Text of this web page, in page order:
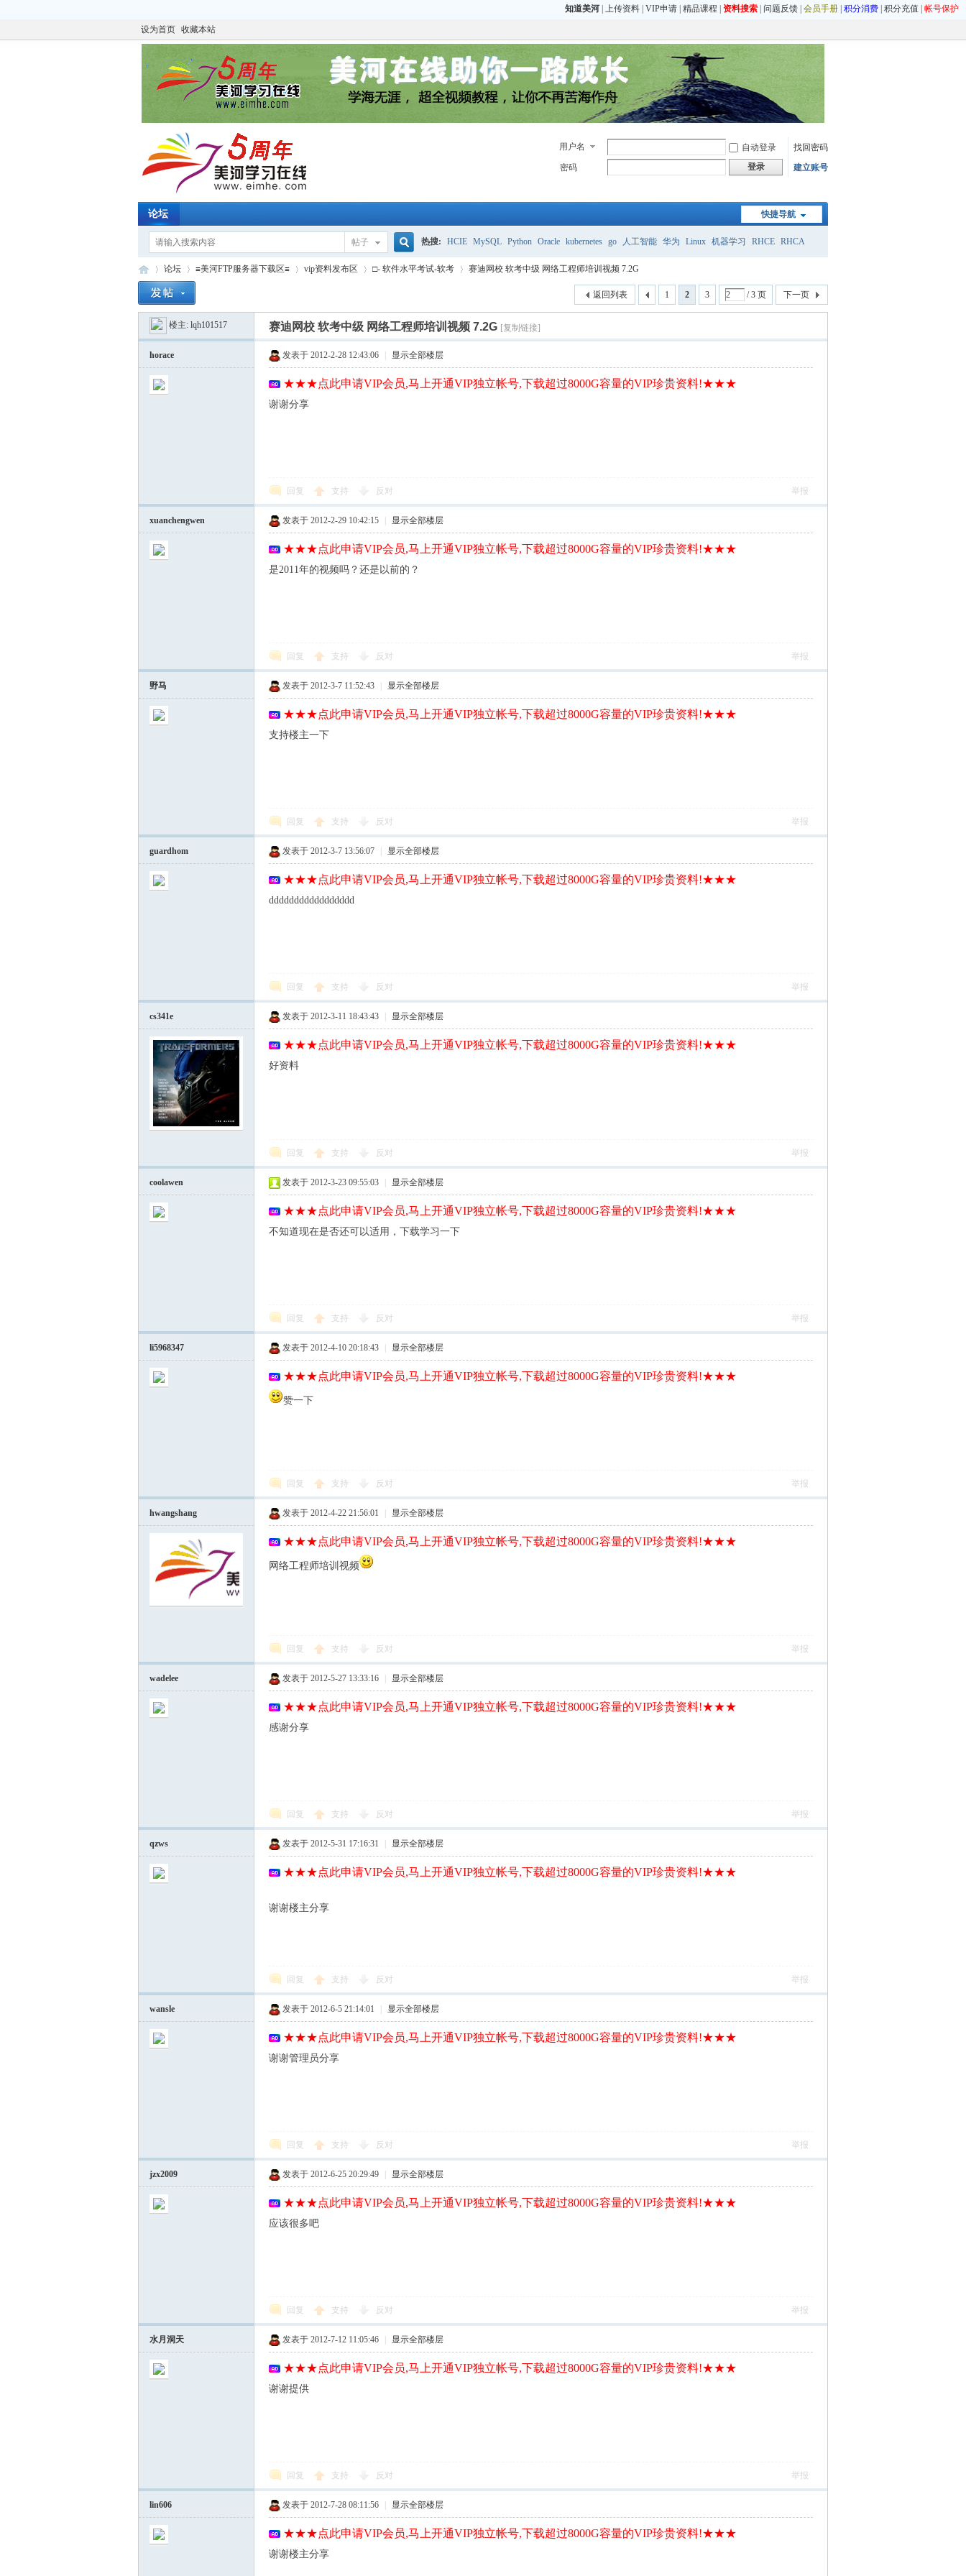
知道美河| 上传资料 VIP申请 精品课程 资料搜索 问题反馈 会员手册 积分消费 积分充值 帐号保护
设为首页 收藏本站
用户名 自动登录
找回密码
密码
登录 建立账号
快捷导航
论坛
帖子
搜
索
热搜: HCIE MySQL Python Oracle kubernetes go 人工智能 华为 Linux 机器学习 RHCE RHCA
CCIE H3C CCNP HCIE OCP OCM
(主
站)
»
论坛
›
≡美河FTP服务器下载区≡
›
vip资料发布区
›
□- 软件水平考试-软考
›
赛迪网校 软考中级 网络工程师培训视频 7.2G
1 2 3 / 3 页 下一页
返回列表
楼主: lqh101517 赛迪网校 软考中级 网络工程师培训视频 7.2G [复制链接]
horace 发表于 2012-2-28 12:43:06 显示全部楼层
★★★点此申请VIP会员,马上开通VIP独立帐号,下载超过8000G容量的VIP珍贵资料!★★★
谢谢分享
回复 支持 反对 举报
xuanchengwen 发表于 2012-2-29 10:42:15 显示全部楼层
★★★点此申请VIP会员,马上开通VIP独立帐号,下载超过8000G容量的VIP珍贵资料!★★★
是2011年的视频吗？还是以前的？
回复 支持 反对 举报
野马 发表于 2012-3-7 11:52:43 显示全部楼层
★★★点此申请VIP会员,马上开通VIP独立帐号,下载超过8000G容量的VIP珍贵资料!★★★
支持楼主一下
回复 支持 反对 举报
guardhom 发表于 2012-3-7 13:56:07 显示全部楼层
★★★点此申请VIP会员,马上开通VIP独立帐号,下载超过8000G容量的VIP珍贵资料!★★★
ddddddddddddddddd
回复 支持 反对 举报
cs341e 发表于 2012-3-11 18:43:43 显示全部楼层
★★★点此申请VIP会员,马上开通VIP独立帐号,下载超过8000G容量的VIP珍贵资料!★★★
好资料
回复 支持 反对 举报
coolawen 发表于 2012-3-23 09:55:03 显示全部楼层
★★★点此申请VIP会员,马上开通VIP独立帐号,下载超过8000G容量的VIP珍贵资料!★★★
不知道现在是否还可以适用，下载学习一下
回复 支持 反对 举报
li5968347 发表于 2012-4-10 20:18:43 显示全部楼层
★★★点此申请VIP会员,马上开通VIP独立帐号,下载超过8000G容量的VIP珍贵资料!★★★
赞一下
回复 支持 反对 举报
hwangshang 发表于 2012-4-22 21:56:01 显示全部楼层
★★★点此申请VIP会员,马上开通VIP独立帐号,下载超过8000G容量的VIP珍贵资料!★★★
网络工程师培训视频
回复 支持 反对 举报
wadelee 发表于 2012-5-27 13:33:16 显示全部楼层
★★★点此申请VIP会员,马上开通VIP独立帐号,下载超过8000G容量的VIP珍贵资料!★★★
感谢分享
回复 支持 反对 举报
qzws 发表于 2012-5-31 17:16:31 显示全部楼层
★★★点此申请VIP会员,马上开通VIP独立帐号,下载超过8000G容量的VIP珍贵资料!★★★
谢谢楼主分享
回复 支持 反对 举报
wansle 发表于 2012-6-5 21:14:01 显示全部楼层
★★★点此申请VIP会员,马上开通VIP独立帐号,下载超过8000G容量的VIP珍贵资料!★★★
谢谢管理员分享
回复 支持 反对 举报
jzx2009 发表于 2012-6-25 20:29:49 显示全部楼层
★★★点此申请VIP会员,马上开通VIP独立帐号,下载超过8000G容量的VIP珍贵资料!★★★
应该很多吧
回复 支持 反对 举报
水月洞天 发表于 2012-7-12 11:05:46 显示全部楼层
★★★点此申请VIP会员,马上开通VIP独立帐号,下载超过8000G容量的VIP珍贵资料!★★★
谢谢提供
回复 支持 反对 举报
lin606 发表于 2012-7-28 08:11:56 显示全部楼层
★★★点此申请VIP会员,马上开通VIP独立帐号,下载超过8000G容量的VIP珍贵资料!★★★
谢谢楼主分享